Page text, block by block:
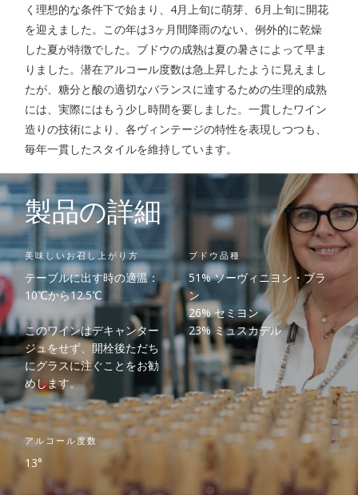
く理想的な条件下で始まり、4月上旬に萌芽、6月上旬に開花
を迎えました。この年は3ヶ月間降雨のない、例外的に乾燥
した夏が特徴でした。ブドウの成熟は夏の暑さによって早ま
りました。潜在アルコール度数は急上昇したように見えまし
たが、糖分と酸の適切なバランスに達するための生理的成熟
には、実際にはもう少し時間を要しました。一貫したワイン
造りの技術により、各ヴィンテージの特性を表現しつつも、
毎年一貫したスタイルを維持しています。
製品の詳細
美味しいお召し上がり方
テーブルに出す時の適温：
10℃から12.5℃
このワインはデキャンター
ジュをせず、開栓後ただち
にグラスに注ぐことをお勧
めします。
ブドウ品種
51% ソーヴィニヨン・ブラ
ン
26% セミヨン
23% ミュスカデル
アルコール度数
13°